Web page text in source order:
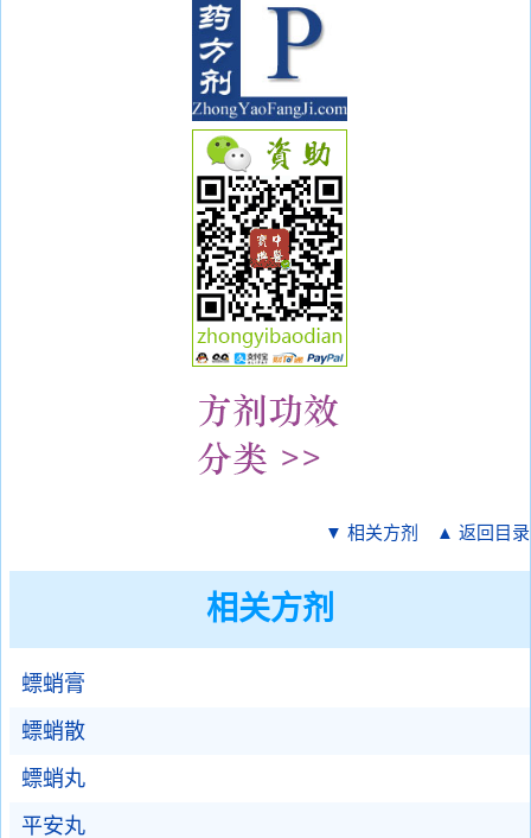
▼ 相关方剂 ▲ 返回目录
相关方剂
螵蛸膏
螵蛸散
螵蛸丸
平安丸